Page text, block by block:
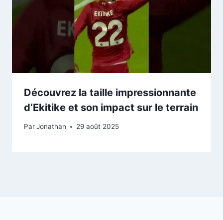
Découvrez la taille impressionnante
d’Ekitike et son impact sur le terrain
ParJonathan 29 août 2025